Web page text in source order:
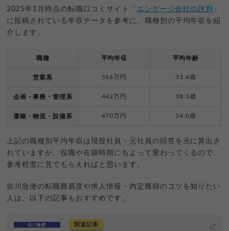
2025年1月時点の転職口コミサイト「 エンゲージ会社の評判
」
に投稿されている年収データを参考に、職種別の平均年収を紹
介します。
職種 平均年収 平均年齢
営業系 516万円 33.4歳
企画・事務・管理系 442万円 38.3歳
運輸・物流・設備系 470万円 34.0歳
上記の職種別平均年収は現役社員・元社員の回答を元に算出さ
れていますが、役職や在籍時期にもよって変わってくるので、
参考程度に見てもらえればと思います。
佐川急便の転職難易度や求人情報・内定獲得のコツを知りたい
人は、以下の記事もおすすめです。
関連記事